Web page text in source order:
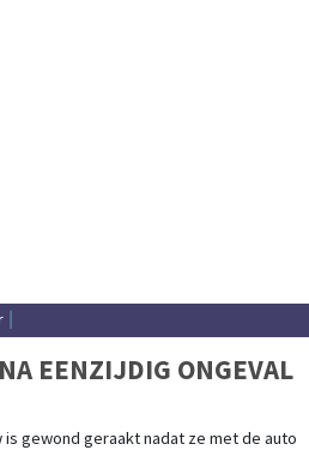
EENZIJDIG ONGEVAL
is gewond geraakt nadat ze met de auto